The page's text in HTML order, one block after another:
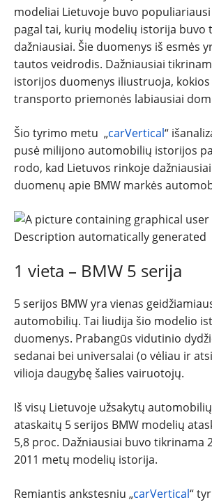
SPORTAS
PATARIMAI
modeliai Lietuvoje buvo populiariausi
pagal tai, kurių modelių istorija buvo
dažniausiai. Šie duomenys iš esmės
tautos veidrodis. Dažniausiai
istorijos duomenys iliustruoja,
transporto priemonės labiausiai
Šio tyrimo metu „carVertical“
pusė milijono automobilių istorijos
rodo, kad Lietuvos rinkoje
duomenų apie BMW markės
1 vieta – BMW 5 serija
5 serijos BMW yra vienas
automobilių. Tai liudija šio modelio
duomenys. Prabangūs vidutinio
sedanai bei universalai (o vėliau ir
vilioja daugybę šalies vairuotojų.
Iš visų Lietuvoje užsakytų
ataskaitų 5 serijos BMW modelių
5,8 proc. Dažniausiai buvo tikrinama
2011 metų modelių istorija.
Remiantis ankstesniu „carVertical“